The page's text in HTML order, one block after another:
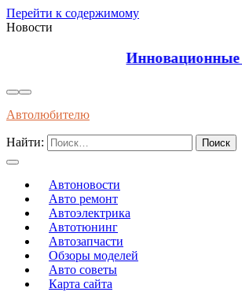
Перейти к содержимому
Новости
Инновационные решения для
Автолюбителю
Найти:
Автоновости
Авто ремонт
Автоэлектрика
Автотюнинг
Автозапчасти
Обзоры моделей
Авто советы
Карта сайта